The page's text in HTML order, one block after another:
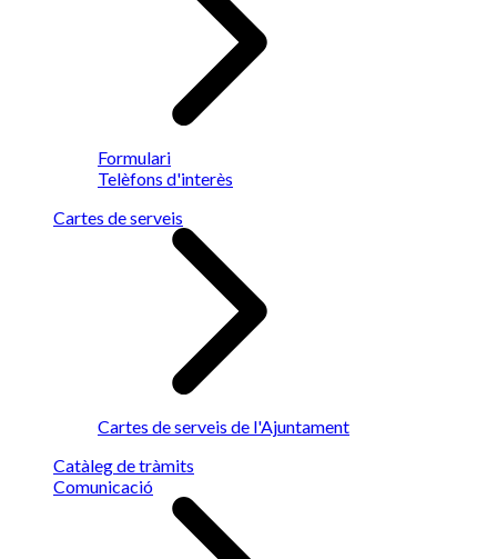
Formulari
Telèfons d'interès
Cartes de serveis
Cartes de serveis de l'Ajuntament
Catàleg de tràmits
Comunicació